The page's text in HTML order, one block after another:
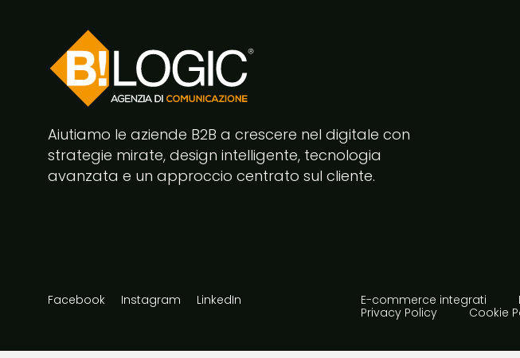
Aiutiamo le aziende B2B a crescere nel digitale con
strategie mirate, design intelligente, tecnologia
avanzata e un approccio centrato sul cliente.
Facebook Instagram LinkedIn E-commerce integrati
Privacy Policy
Cookie